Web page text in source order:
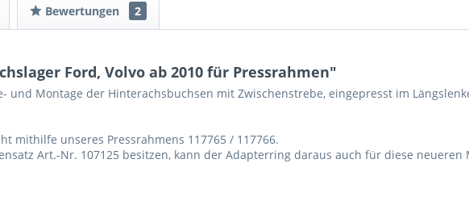
Bewertungen 2
Ford, Volvo ab 2010 für Pressrahmen"
und Montage der Hinterachsbuchsen mit Zwischenstrebe, eingepresst im
mithilfe unseres Pressrahmens 117765 / 117766.
Art.-Nr. 107125 besitzen, kann der Adapterring daraus auch für diese